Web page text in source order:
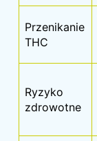
Przenikanie
THC
Ryzyko
zdrowotne